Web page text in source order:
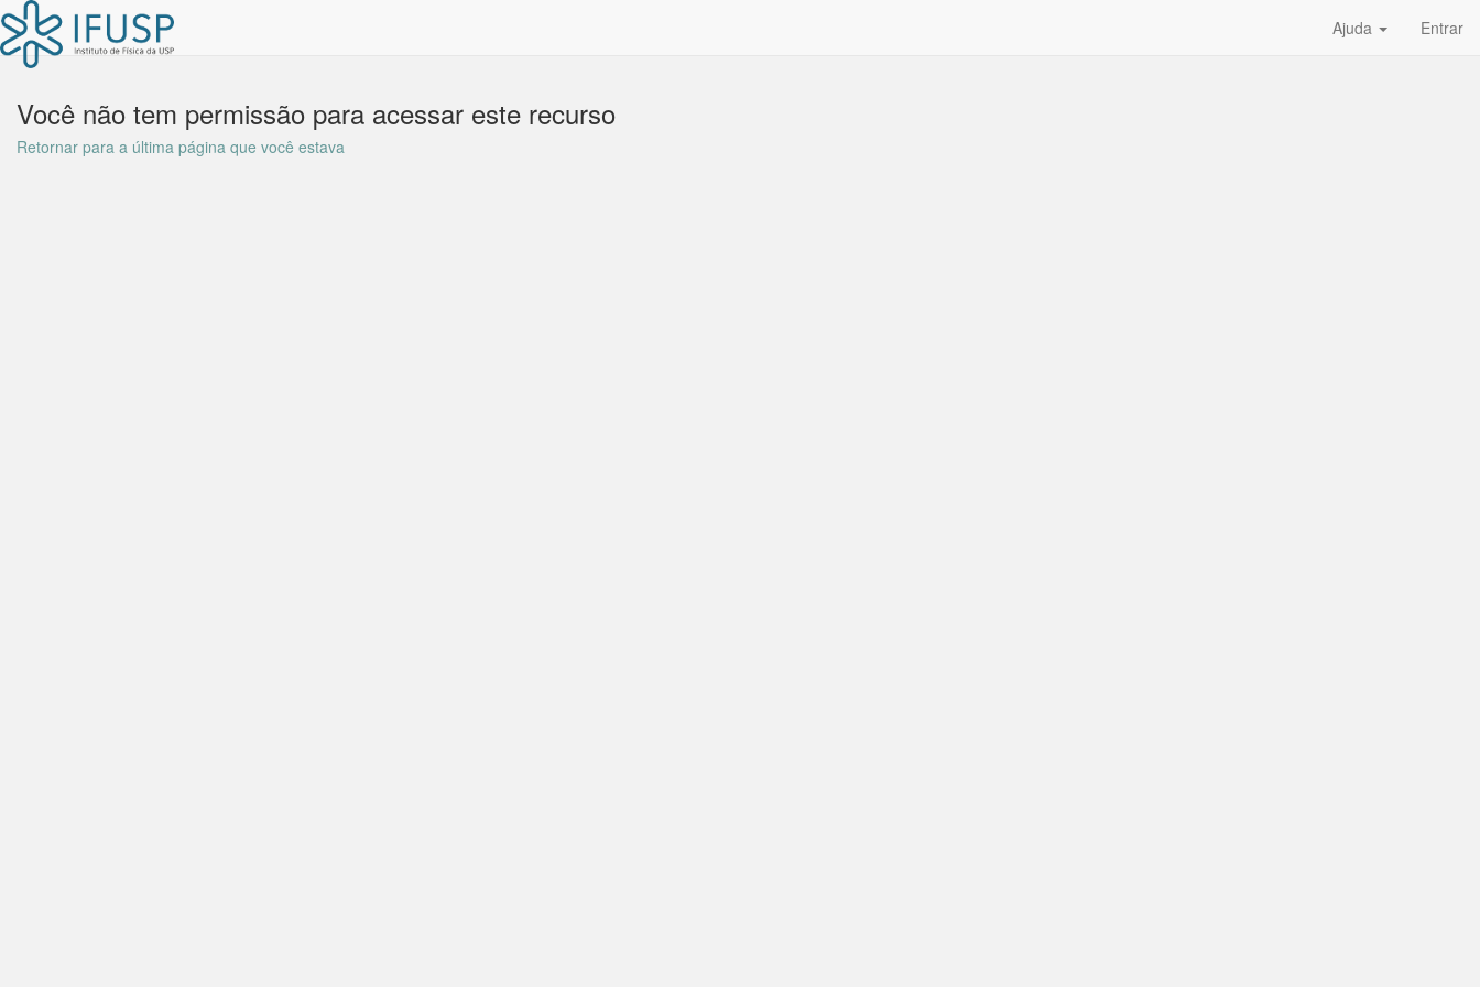
Ajuda Entrar
Você não tem permissão para acessar este recurso
Retornar para a última página que você estava